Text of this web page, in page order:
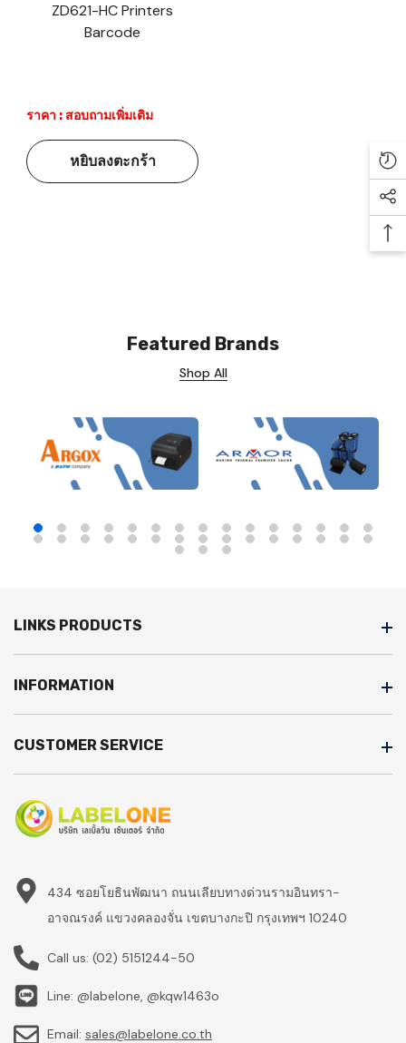
ZD621-HC Printers
Barcode
ราคา : สอบถามเพิ่มเติม
หยิบลงตะกร้า
Featured Brands
Shop All
LINKS PRODUCTS
INFORMATION
CUSTOMER SERVICE
434 ซอยโยธินพัฒนา ถนนเลียบทางด่วนรามอินทรา-
อาจณรงค์ แขวงคลองจั่น เขตบางกะปิ กรุงเทพฯ 10240
Call us: (02) 5151244-50
Line: @labelone, @kqw1463o
Email: sales@labelone.co.th